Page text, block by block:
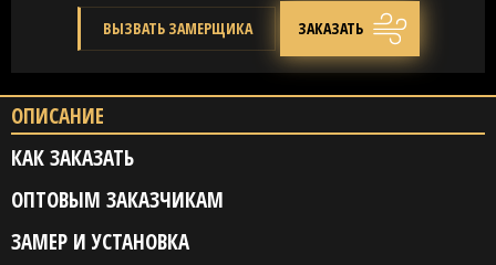
ВЫЗВАТЬ ЗАМЕРЩИКА ЗАКАЗАТЬ
ОПИСАНИЕ
КАК ЗАКАЗАТЬ
ОПТОВЫМ ЗАКАЗЧИКАМ
ЗАМЕР И УСТАНОВКА